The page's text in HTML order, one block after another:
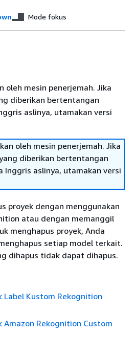
Mode fokus
oleh mesin penerjemah. Jika
diberikan bertentangan
aslinya, utamakan versi
oleh mesin penerjemah. Jika
diberikan bertentangan
Inggris aslinya, utamakan versi
proyek dengan menggunakan
atau dengan memanggil
menghapus proyek, Anda
setiap model terkait.
dihapus tidak dapat dihapus.
Label Kustom Rekognition
Amazon Rekognition Custom